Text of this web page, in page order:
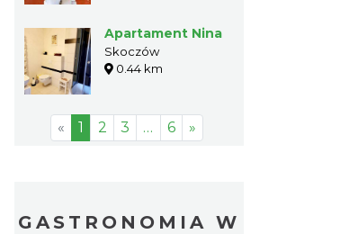
Apartament Nina
Skoczów
0.44 km
« 1 2 3 … 6 »
GASTRONOMIA W